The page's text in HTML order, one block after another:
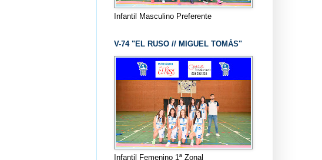
Infantil Masculino Preferente
V-74 "EL RUSO // MIGUEL TOMÁS"
Infantil Femenino 1ª Zonal